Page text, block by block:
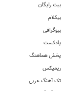
بیت رایگان
بیکلام
بیوگرافی
پادکست
پخش هماهنگ
ریمیکس
تک آهنگ عربی